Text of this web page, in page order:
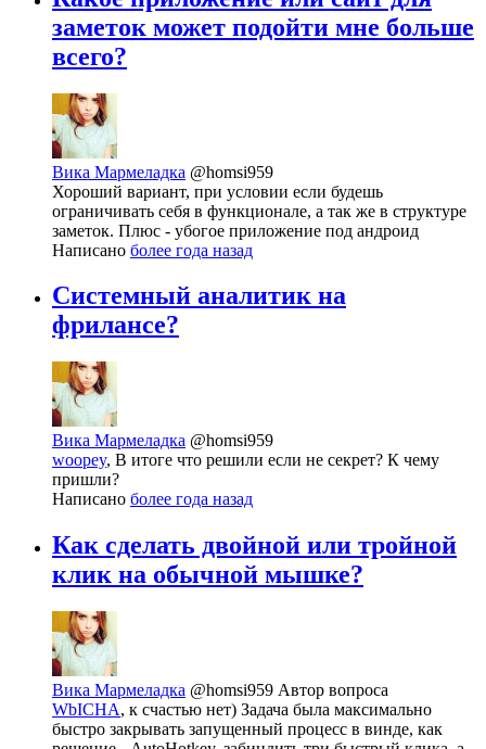
заметок может подойти мне больше
всего?
Вика Мармеладка @homsi959
Хороший вариант, при условии если будешь
ограничивать себя в функционале, а так же в структуре
заметок. Плюс - убогое приложение под андроид
Написано более года назад
Системный аналитик на
фрилансе?
Вика Мармеладка @homsi959
woopey, В итоге что решили если не секрет? К чему
пришли?
Написано более года назад
Как сделать двойной или тройной
клик на обычной мышке?
Вика Мармеладка @homsi959 Автор вопроса
WbICHA, к счастью нет) Задача была максимально
быстро закрывать запущенный процесс в винде, как